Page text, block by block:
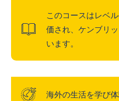
このコースはレベ
価され、ケンブリ
います。
海外の生活を学び